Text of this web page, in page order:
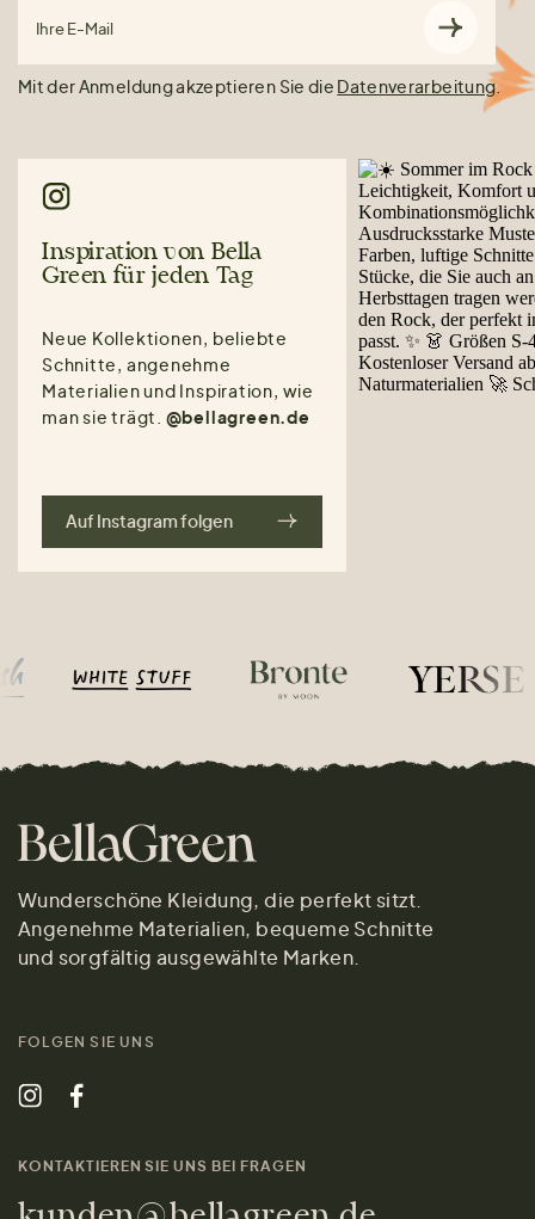
Ihre E-Mail
Mit der Anmeldung akzeptieren Sie die Datenverarbeitung.
Inspiration von Bella
Green für jeden Tag
Neue Kollektionen, beliebte
Schnitte, angenehme
Materialien und Inspiration, wie
man sie trägt. @bellagreen.de
Auf Instagram folgen
Wunderschöne Kleidung, die perfekt sitzt.
Angenehme Materialien, bequeme Schnitte
und sorgfältig ausgewählte Marken.
FOLGEN SIE UNS
KONTAKTIEREN SIE UNS BEI FRAGEN